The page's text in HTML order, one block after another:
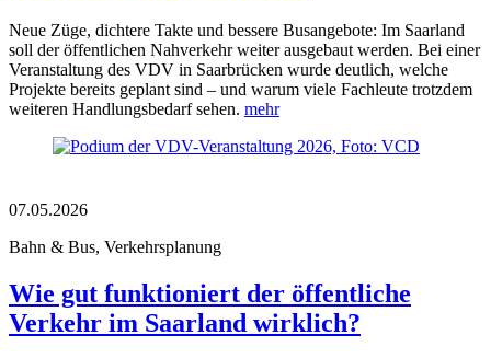
Neue Züge, dichtere Takte und bessere Busangebote: Im Saarland
soll der öffentlichen Nahverkehr weiter ausgebaut werden. Bei einer
Veranstaltung des VDV in Saarbrücken wurde deutlich, welche
Projekte bereits geplant sind – und warum viele Fachleute trotzdem
weiteren Handlungsbedarf sehen. mehr
07.05.2026
Bahn & Bus, Verkehrsplanung
Wie gut funktioniert der öffentliche
Verkehr im Saarland wirklich?